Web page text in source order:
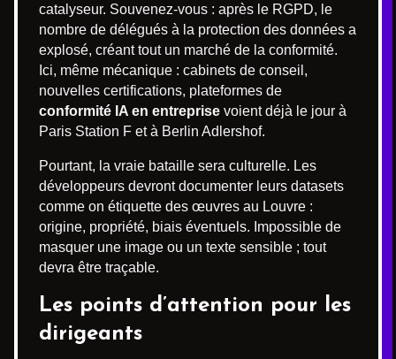
catalyseur. Souvenez-vous : après le RGPD, le
nombre de délégués à la protection des données a
explosé, créant tout un marché de la conformité.
Ici, même mécanique : cabinets de conseil,
nouvelles certifications, plateformes de
conformité IA en entreprise voient déjà le jour à
Paris Station F et à Berlin Adlershof.
Pourtant, la vraie bataille sera culturelle. Les
développeurs devront documenter leurs datasets
comme on étiquette des œuvres au Louvre :
origine, propriété, biais éventuels. Impossible de
masquer une image ou un texte sensible ; tout
devra être traçable.
Les points d’attention pour les
dirigeants